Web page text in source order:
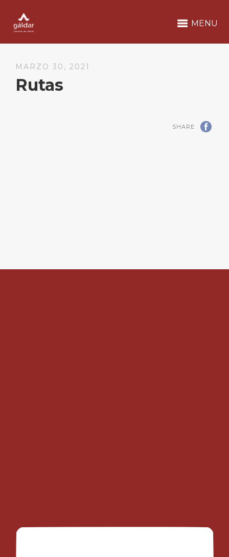
MENU
MARZO 30, 2021
Rutas
SHARE